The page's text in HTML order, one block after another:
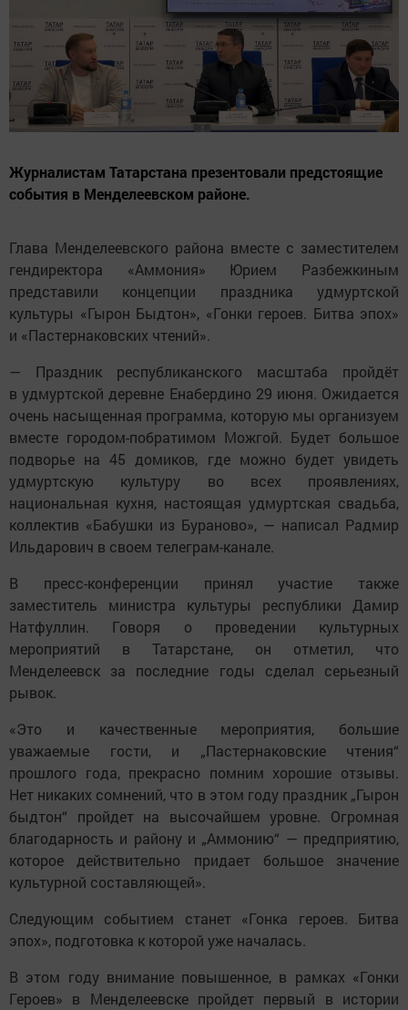
Журналистам Татарстана презентовали предстоящие
события в Менделеевском районе.
Глава Менделеевского района вместе с заместителем
гендиректора «Аммония» Юрием Разбежкиным
представили концепции праздника удмуртской
культуры «Гырон Быдтон», «Гонки героев. Битва эпох»
и «Пастернаковских чтений».
— Праздник республиканского масштаба пройдёт
в удмуртской деревне Енабердино 29 июня. Ожидается
очень насыщенная программа, которую мы организуем
вместе городом-побратимом Можгой. Будет большое
подворье на 45 домиков, где можно будет увидеть
удмуртскую культуру во всех проявлениях,
национальная кухня, настоящая удмуртская свадьба,
коллектив «Бабушки из Бураново», — написал Радмир
Ильдарович в своем телеграм-канале.
В пресс-конференции принял участие также
заместитель министра культуры республики Дамир
Натфуллин. Говоря о проведении культурных
мероприятий в Татарстане, он отметил, что
Менделеевск за последние годы сделал серьезный
рывок.
«Это и качественные мероприятия, большие
уважаемые гости, и „Пастернаковские чтения“
прошлого года, прекрасно помним хорошие отзывы.
Нет никаких сомнений, что в этом году праздник „Гырон
быдтон“ пройдет на высочайшем уровне. Огромная
благодарность и району и „Аммонию“ — предприятию,
которое действительно придает большое значение
культурной составляющей».
Следующим событием станет «Гонка героев. Битва
эпох», подготовка к которой уже началась.
В этом году внимание повышенное, в рамках «Гонки
Героев» в Менделеевске пройдет первый в истории